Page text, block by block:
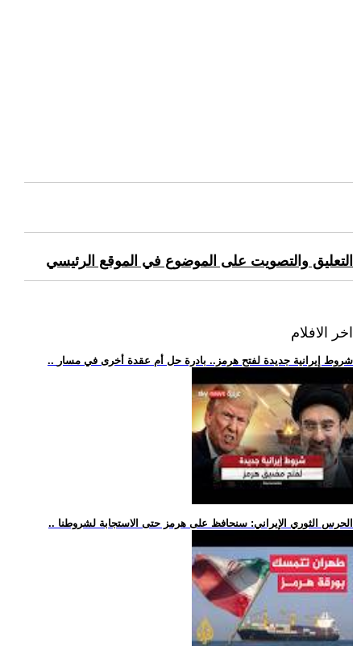
التعليق والتصويت على الموضوع في الموقع الرئيسي
اخر الافلام
.. شروط إيرانية جديدة لفتح هرمز.. بادرة حل أم عقدة أخرى في مسار
.. الحرس الثوري الإيراني: سنحافظ على هرمز حتى الاستجابة لشروطنا